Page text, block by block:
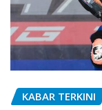
KABAR TERKINI